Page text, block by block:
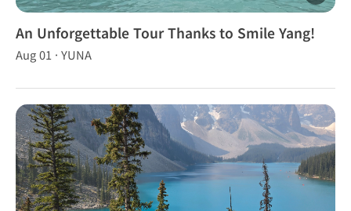
An Unforgettable Tour Thanks to Smile Yang!
Aug 01 · YUNA